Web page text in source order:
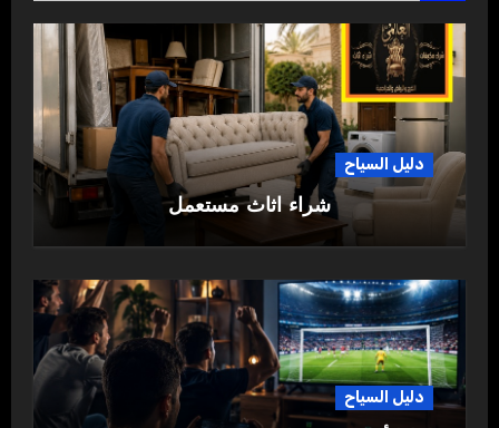
دليل السياح
شراء اثاث مستعمل
دليل السياح